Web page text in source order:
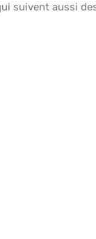
suivent aussi